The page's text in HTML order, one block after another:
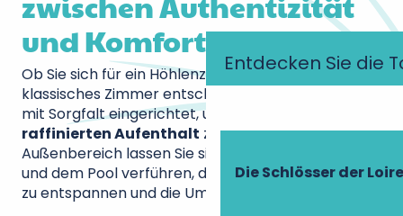
Entdecken Sie die
Die Schlösser der Loire
und Komfort
Ob Sie sich für ein Höhlenzimmer oder ein
klassisches Zimmer entscheiden, jeder Raum ist
mit Sorgfalt eingerichtet, um einen
raffinierten Aufenthalt zu garantieren. Im
Außenbereich lassen Sie sich vom
und dem Pool verführen, die perfekt sind, um sich
zu entspannen und die Umgebung zu genießen.